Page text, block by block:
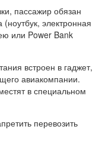
пассажир обязан
(ноутбук, электронная
или Power Bank
встроен в гаджет,
авиакомпании.
в специальном
перевозить